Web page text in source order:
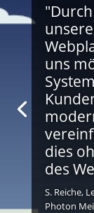
uns
dies
des
S. Reiche,
Photon